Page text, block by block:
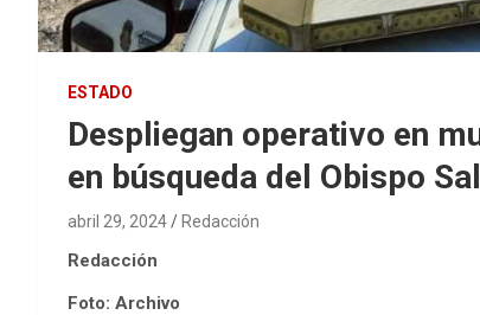
ESTADO
Despliegan operativo en
en búsqueda del Obispo
abril 29, 2024 Redacción
Redacción
Foto: Archivo